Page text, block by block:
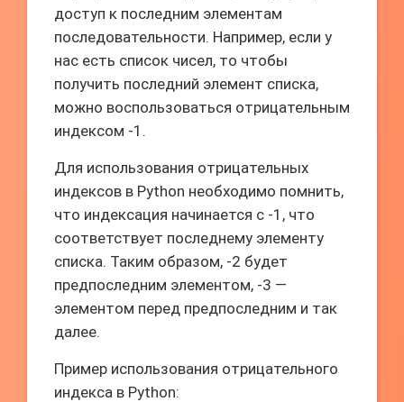
доступ к последним элементам
последовательности. Например, если у
нас есть список чисел, то чтобы
получить последний элемент списка,
можно воспользоваться отрицательным
индексом -1.
Для использования отрицательных
индексов в Python необходимо помнить,
что индексация начинается с -1, что
соответствует последнему элементу
списка. Таким образом, -2 будет
предпоследним элементом, -3 —
элементом перед предпоследним и так
далее.
Пример использования отрицательного
индекса в Python: